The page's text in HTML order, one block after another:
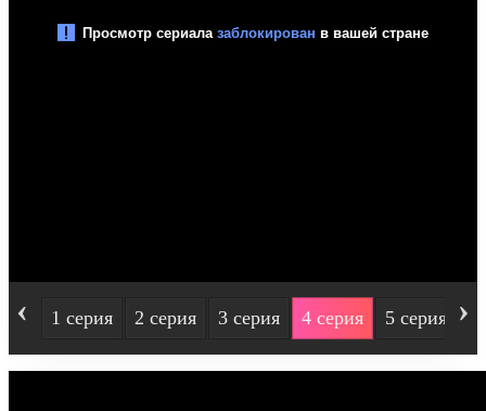
‹ 1 серия 2 серия 3 серия 4 серия 5 серия ›